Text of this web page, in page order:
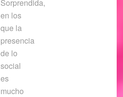
Sorprendida,
en los
que la
presencia
de lo
social
es
mucho